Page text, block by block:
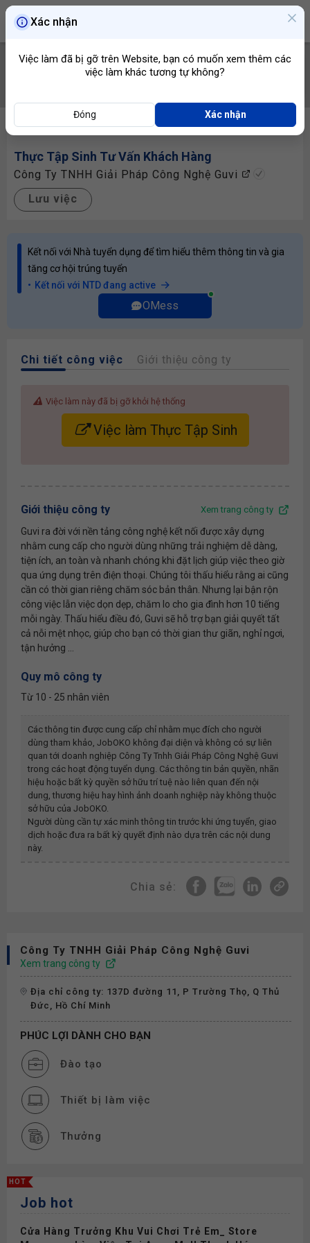
TÌM VIỆC
Thực Tập Sinh Tư Vấn Khách Hàng
Công Ty TNHH Giải Pháp Công Nghệ Guvi
Lưu việc
Kết nối với Nhà tuyển dụng để tìm hiểu thêm thông tin và gia
tăng cơ hội trúng tuyển
Kết nối với NTD đang active
OMess
Chi tiết công việc Giới thiệu công ty
Việc làm này đã bị gỡ khỏi hệ thống
Việc làm Thực Tập Sinh
Giới thiệu công ty Xem trang công ty
Guvi ra đời với nền tảng công nghệ kết nối được xây dựng
nhằm cung cấp cho người dùng những trải nghiệm dễ dàng,
tiện ích, an toàn và nhanh chóng khi đặt lịch giúp việc theo giờ
qua ứng dụng trên điện thoại. Chúng tôi thấu hiểu rằng ai cũng
cần có thời gian riêng chăm sóc bản thân. Nhưng lại bận rộn
công việc lẫn việc dọn dẹp, chăm lo cho gia đình hơn 10 tiếng
mỗi ngày. Thấu hiểu điều đó, Guvi sẽ hỗ trợ bạn giải quyết tất
cả nỗi mệt nhọc, giúp cho bạn có thời gian thư giãn, nghỉ ngơi,
tận hưởng ...
Quy mô công ty
Từ 10 - 25 nhân viên
Các thông tin được cung cấp chỉ nhằm mục đích cho người
dùng tham khảo, JobOKO không đại diện và không có sự liên
quan tới doanh nghiệp Công Ty Tnhh Giải Pháp Công Nghệ Guvi
trong các hoạt động tuyển dụng. Các thông tin bản quyền, nhãn
hiệu hoặc bất kỳ quyền sở hữu trí tuệ nào liên quan đến nội
dung, thương hiệu hay hình ảnh doanh nghiệp này không thuộc
sở hữu của JobOKO.
Người dùng cần tự xác minh thông tin trước khi ứng tuyển, giao
dịch hoặc đưa ra bất kỳ quyết định nào dựa trên các nội dung
này.
Chia sẻ:
Công Ty TNHH Giải Pháp Công Nghệ Guvi
Xem trang công ty
Địa chỉ công ty: 137D đường 11, P Trường Thọ, Q Thủ
Đức, Hồ Chí Minh
PHÚC LỢI DÀNH CHO BẠN
Đào tạo
Thiết bị làm việc
Thưởng
Nghỉ phép
HOT
Job hot
Cửa Hàng Trưởng Khu Vui Chơi Trẻ Em_ Store
Xác nhận
Việc làm đã bị gỡ trên Website, bạn có muốn xem thêm các
việc làm khác tương tự không?
Đóng Xác nhận